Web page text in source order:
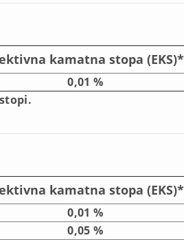
kamatna stopa (EKS)*
0,01 %
kamatna stopa (EKS)*
0,01 %
0,05 %